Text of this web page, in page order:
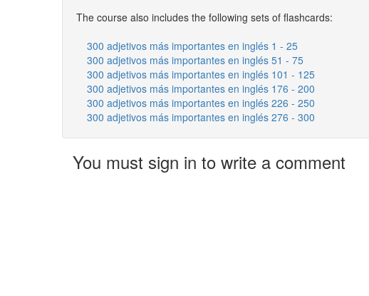
The course also includes the following sets of flashcards:
300 adjetivos más importantes en inglés 1 - 25
300 adjetivos más importantes en inglés 51 - 75
300 adjetivos más importantes en inglés 101 - 125
300 adjetivos más importantes en inglés 176 - 200
300 adjetivos más importantes en inglés 226 - 250
300 adjetivos más importantes en inglés 276 - 300
You must sign in to write a comment